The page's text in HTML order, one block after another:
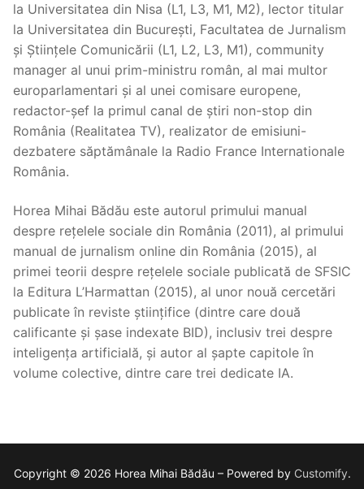
la Universitatea din Nisa (L1, L3, M1, M2), lector titular
la Universitatea din București, Facultatea de Jurnalism
și Științele Comunicării (L1, L2, L3, M1), community
manager al unui prim-ministru român, al mai multor
europarlamentari și al unei comisare europene,
redactor-șef la primul canal de știri non-stop din
România (Realitatea TV), realizator de emisiuni-
dezbatere săptămânale la Radio France Internationale
România.
Horea Mihai Bădău este autorul primului manual
despre rețelele sociale din România (2011), al primului
manual de jurnalism online din România (2015), al
primei teorii despre rețelele sociale publicată de SFSIC
la Editura L’Harmattan (2015), al unor nouă cercetări
publicate în reviste științifice (dintre care două
calificante și șase indexate BID), inclusiv trei despre
inteligența artificială, și autor al șapte capitole în
volume colective, dintre care trei dedicate IA.
Copyright © 2026 Horea Mihai Bădău – Powered by Customify.